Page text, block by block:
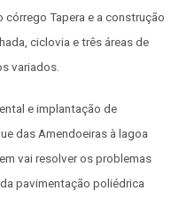
Tapera e a construção
ciclovia e três áreas de
variados.
e implantação de
das Amendoeiras à lagoa
vai resolver os problemas
pavimentação poliédrica